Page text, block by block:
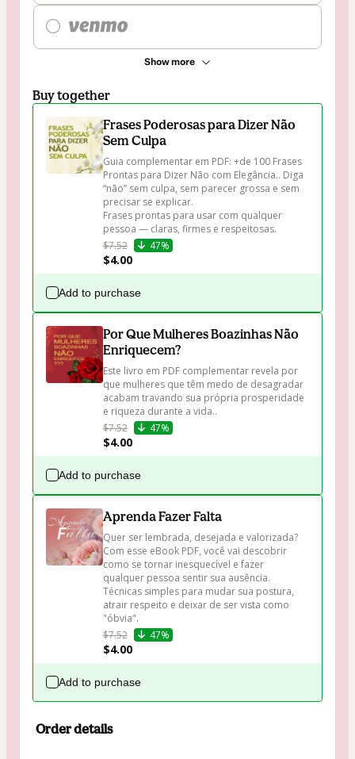
Show more
Buy together
Frases Poderosas para Dizer Não
Sem Culpa
Guia complementar em PDF: +de 100 Frases
Prontas para Dizer Não com Elegância.. Diga
“não” sem culpa, sem parecer grossa e sem
precisar se explicar.
Frases prontas para usar com qualquer
pessoa — claras, firmes e respeitosas.
$7.52
47%
$4.00
Add to purchase
Por Que Mulheres Boazinhas Não
Enriquecem?
Este livro em PDF complementar revela por
que mulheres que têm medo de desagradar
acabam travando sua própria prosperidade
e riqueza durante a vida..
$7.52
47%
$4.00
Add to purchase
Aprenda Fazer Falta
Quer ser lembrada, desejada e valorizada?
Com esse eBook PDF, você vai descobrir
como se tornar inesquecível e fazer
qualquer pessoa sentir sua ausência.
Técnicas simples para mudar sua postura,
atrair respeito e deixar de ser vista como
"óbvia".
$7.52
47%
$4.00
Add to purchase
Order details